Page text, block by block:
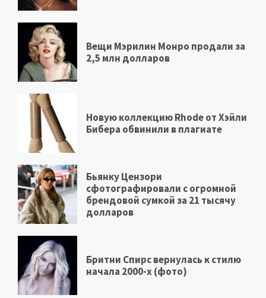
Вещи Мэрилин Монро продали за
2,5 млн долларов
Новую коллекцию Rhode от Хэйли
Бибера обвинили в плагиате
Бьянку Цензори
сфотографировали с огромной
брендовой сумкой за 21 тысячу
долларов
Бритни Спирс вернулась к стилю
начала 2000-х (фото)